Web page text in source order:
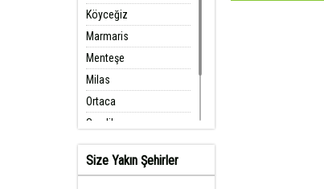
Köyceğiz
Marmaris
Menteşe
Milas
Ortaca
Seydikemer
Ula
Yatağan
Size Yakın Şehirler